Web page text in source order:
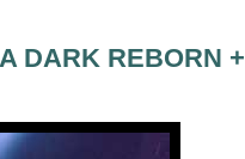
DARK REBORN +